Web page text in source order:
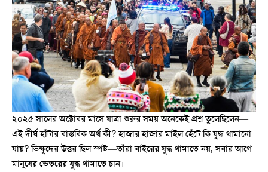
২০২৫ সালের অক্টোবর মাসে যাত্রা শুরুর সময় অনেকেই প্রশ্ন তুলেছিলেন—
এই দীর্ঘ হাঁটার বাস্তবিক অর্থ কী? হাজার হাজার মাইল হেঁটে কি যুদ্ধ থামানো
যায়? ভিক্ষুদের উত্তর ছিল স্পষ্ট—তাঁরা বাইরের যুদ্ধ থামাতে নয়, সবার আগে
মানুষের ভেতরের যুদ্ধ থামাতে চান।